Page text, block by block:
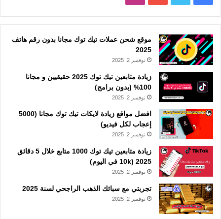
موقع شحن عملات تيك توك مجانا بدون رقم هاتف
2025
نوفمبر 2, 2025
زيادة متابعين تيك توك 2025 حقيقيين و مجانا
100% (بدون برامج)
نوفمبر 2, 2025
افضل مواقع زيادة لايكات تيك توك مجانا (5000
إعجاب لكل فيديو)
نوفمبر 2, 2025
زيادة متابعين تيك توك 1000 متابع خلال 5 دقائق
2025 (10k في اليوم)
نوفمبر 2, 2025
تجربتي مع سبائك الذهب الراجحي لسنة 2025
نوفمبر 2, 2025